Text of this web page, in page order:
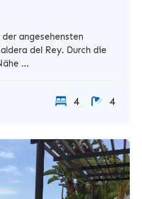
angesehensten
del Rey. Durch die
...
4 4